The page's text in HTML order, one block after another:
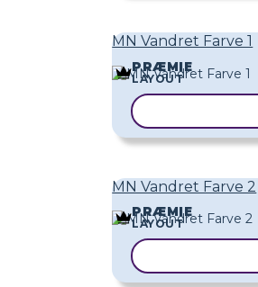
MN Vandret Farve 1
PRÆMIE
LAYOUT
MN Vandret Farve 2
PRÆMIE
LAYOUT